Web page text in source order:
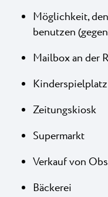
Möglichkeit,
benutzen
Mailbox an der
Kinderspielplatz
Zeitungskiosk
Supermarkt
Verkauf von
Bäckerei